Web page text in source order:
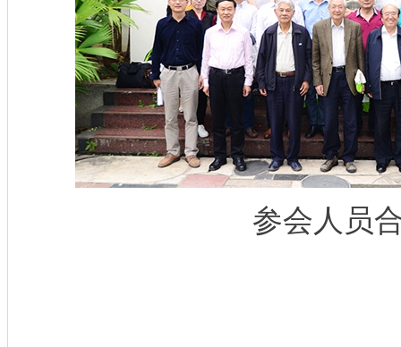
参会人员